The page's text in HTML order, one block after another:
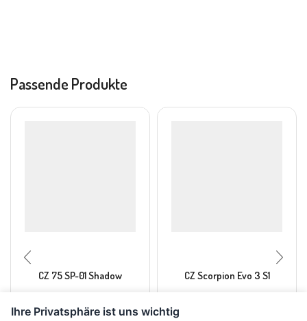
Passende Produkte
CZ 75 SP-01 Shadow CZ Scorpion Evo 3 S1
Ihre Privatsphäre ist uns wichtig